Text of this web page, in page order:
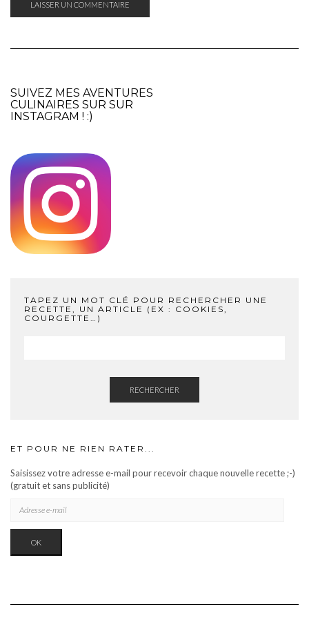
SUIVEZ MES AVENTURES
CULINAIRES SUR SUR
INSTAGRAM ! :)
TAPEZ UN MOT CLÉ POUR RECHERCHER UNE
RECETTE, UN ARTICLE (EX : COOKIES,
COURGETTE…)
RECHERCHER
ET POUR NE RIEN RATER...
Saisissez votre adresse e-mail pour recevoir chaque nouvelle recette ;-)
(gratuit et sans publicité)
OK